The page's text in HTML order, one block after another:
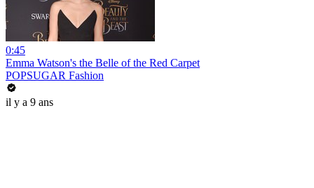
0:45
Emma Watson's the Belle of the Red Carpet
POPSUGAR Fashion
il y a 9 ans